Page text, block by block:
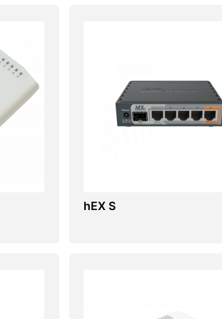
hEX S